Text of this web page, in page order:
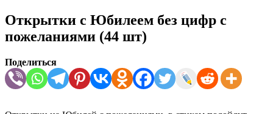
Открытки с Юбилеем без цифр с
пожеланиями (44 шт)
Поделиться